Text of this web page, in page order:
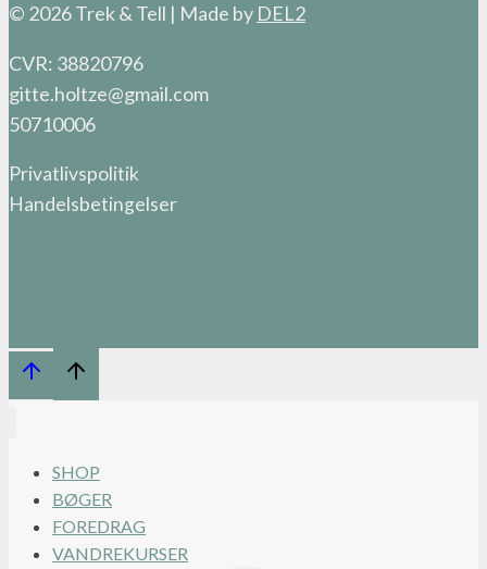
© 2026 Trek & Tell | Made by DEL2
CVR: 38820796
gitte.holtze@gmail.com
50710006
Privatlivspolitik
Handelsbetingelser
SHOP
BØGER
FOREDRAG
VANDREKURSER